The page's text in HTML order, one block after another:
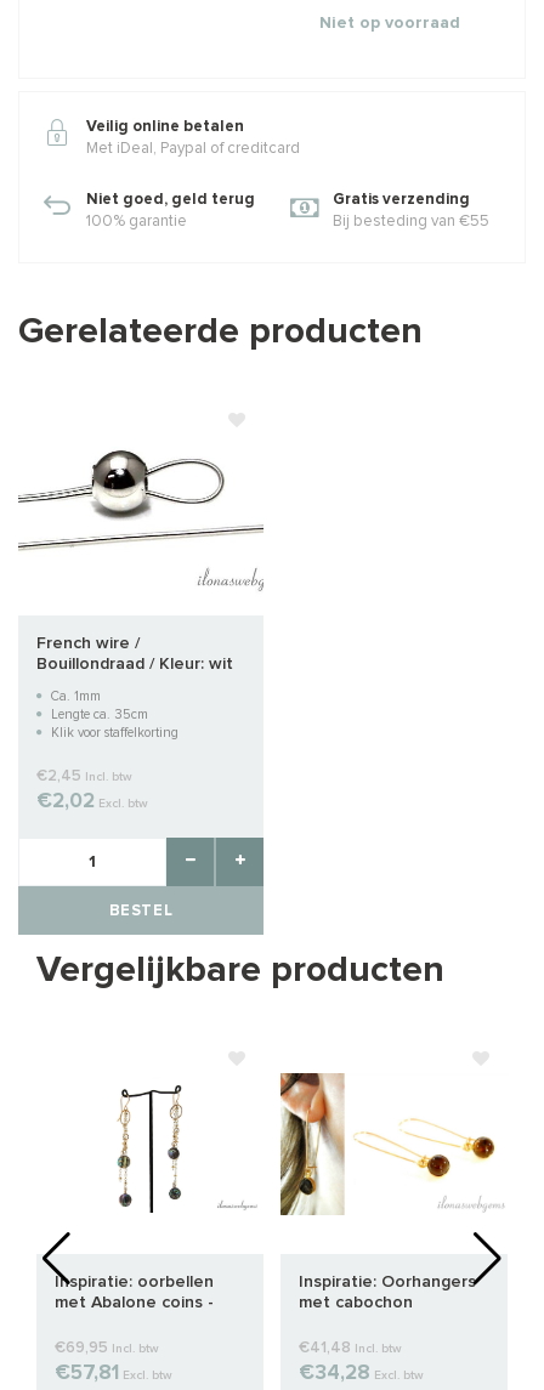
Niet op voorraad
Veilig online betalen
Met iDeal, Paypal of creditcard
Niet goed, geld terug
100% garantie
Gratis verzending
Bij besteding van €55
Gerelateerde producten
French wire /
Bouillondraad / Kleur: wit
Ca. 1mm
Lengte ca. 35cm
Klik voor staffelkorting
€2,45 Incl. btw
€2,02 Excl. btw
BESTEL
Vergelijkbare producten
Inspiratie: oorbellen
met Abalone coins -
€69,95 Incl. btw
€57,81 Excl. btw
Inspiratie: Oorhangers
met cabochon
€41,48 Incl. btw
€34,28 Excl. btw